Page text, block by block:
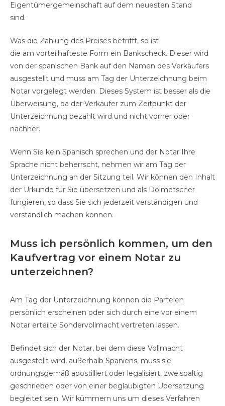
Eigentümergemeinschaft auf dem neuesten Stand
sind.
Was die Zahlung des Preises betrifft, so ist
die am vorteilhafteste Form ein Bankscheck. Dieser wird
von der spanischen Bank auf den Namen des Verkäufers
ausgestellt und muss am Tag der Unterzeichnung beim
Notar vorgelegt werden. Dieses System ist besser als die
Überweisung, da der Verkäufer zum Zeitpunkt der
Unterzeichnung bezahlt wird und nicht vorher oder
nachher.
Wenn Sie kein Spanisch sprechen und der Notar Ihre
Sprache nicht beherrscht, nehmen wir am Tag der
Unterzeichnung an der Sitzung teil. Wir können den Inhalt
der Urkunde für Sie übersetzen und als Dolmetscher
fungieren, so dass Sie sich jederzeit verständigen und
verständlich machen können.
Muss ich persönlich kommen, um den
Kaufvertrag vor einem Notar zu
unterzeichnen?
Am Tag der Unterzeichnung können die Parteien
persönlich erscheinen oder sich durch eine vor einem
Notar erteilte Sondervollmacht vertreten lassen.
Befindet sich der Notar, bei dem diese Vollmacht
ausgestellt wird, außerhalb Spaniens, muss sie
ordnungsgemäß apostilliert oder legalisiert, zweispaltig
geschrieben oder von einer beglaubigten Übersetzung
begleitet sein. Wir kümmern uns um dieses Verfahren